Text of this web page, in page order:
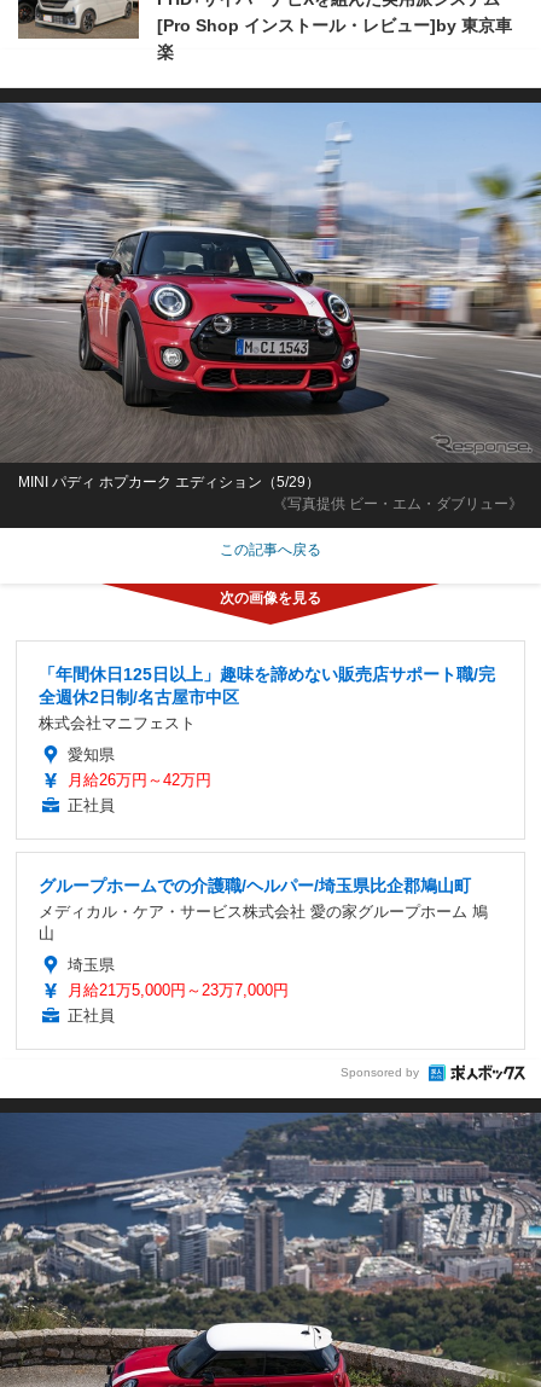
[Pro Shop インストール・レビュー]by 東京車
楽
《写真提供 ビー・エム・ダブリュー》
MINI パディ ホプカーク エディション（5/29）
この記事へ戻る
「年間休日125日以上」趣味を諦めない販売店サポート職/完
全週休2日制/名古屋市中区
株式会社マニフェスト
愛知県
月給26万円～42万円
正社員
グループホームでの介護職/ヘルパー/埼玉県比企郡鳩山町
メディカル・ケア・サービス株式会社 愛の家グループホーム 鳩
山
埼玉県
月給21万5,000円～23万7,000円
正社員
Sponsored by